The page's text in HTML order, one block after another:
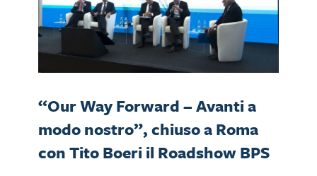
“Our Way Forward – Avanti a
modo nostro”, chiuso a Roma
con Tito Boeri il Roadshow BPS